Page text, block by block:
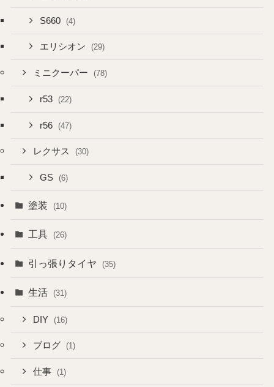
S660 (4)
エリシオン (29)
ミニクーパー (78)
r53 (22)
r56 (47)
レクサス (30)
GS (6)
塗装 (10)
工具 (26)
引っ張りタイヤ (35)
生活 (31)
DIY (16)
ブログ (1)
仕事 (1)